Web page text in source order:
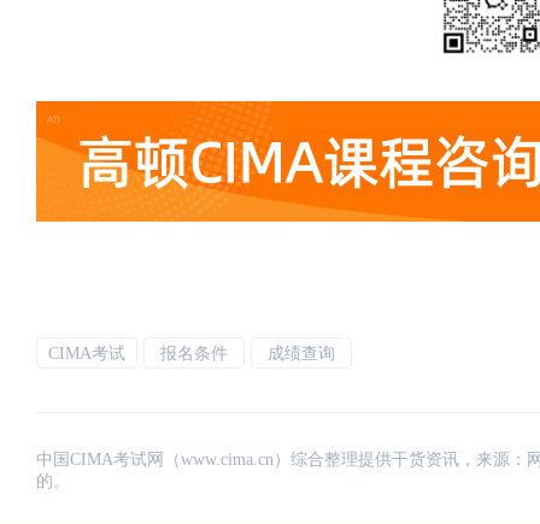
CIMA考试 报名条件 成绩查询
中国CIMA考试网（www.cima.cn）综合整理提供干货资讯，来源
的。